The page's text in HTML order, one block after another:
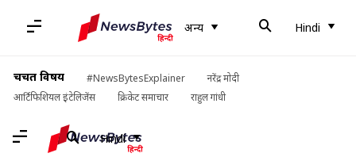
अन्य Hindi
चर्चित विषय #NewsBytesExplainer
नरेंद्र मोदी
आर्टिफिशियल इंटेलिजेंस
क्रिकेट समाचार राहुल गांधी
Hindi